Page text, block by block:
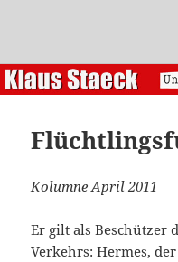
Kolumne April 2011
Er gilt als Beschützer
Verkehrs: Hermes,